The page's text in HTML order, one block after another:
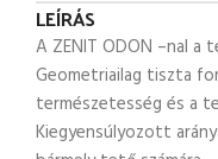
LEÍRÁS
A ZENIT ODON –nal a
Geometriailag tiszta
természetesség és a
Kiegyensúlyozott